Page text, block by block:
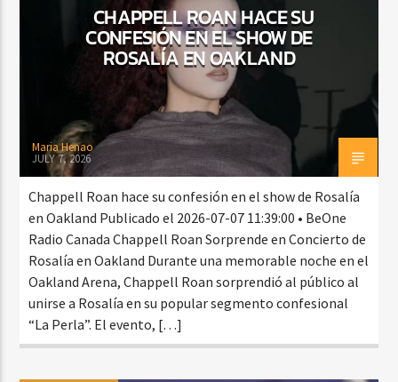
CURRENT SHOW
TROPICAL RELAJADO
3:00 AM 6:00 AM
CHAPPELL ROAN HACE SU
CONFESIÓN EN EL SHOW DE
ROSALÍA EN OAKLAND
Maria Henao
JULY 7, 2026
Chappell Roan hace su confesión en el show de Rosalía
en Oakland Publicado el 2026-07-07 11:39:00 • BeOne
Radio Canada Chappell Roan Sorprende en Concierto de
Rosalía en Oakland Durante una memorable noche en el
Oakland Arena, Chappell Roan sorprendió al público al
unirse a Rosalía en su popular segmento confesional
“La Perla”. El evento, […]